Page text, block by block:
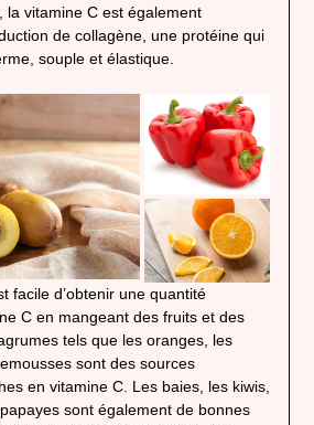
la vitamine C est également
de collagène, une protéine qui
souple et élastique.
facile d’obtenir une quantité
C en mangeant des fruits et des
tels que les oranges, les
sont des sources
en vitamine C. Les baies, les kiwis,
sont également de bonnes